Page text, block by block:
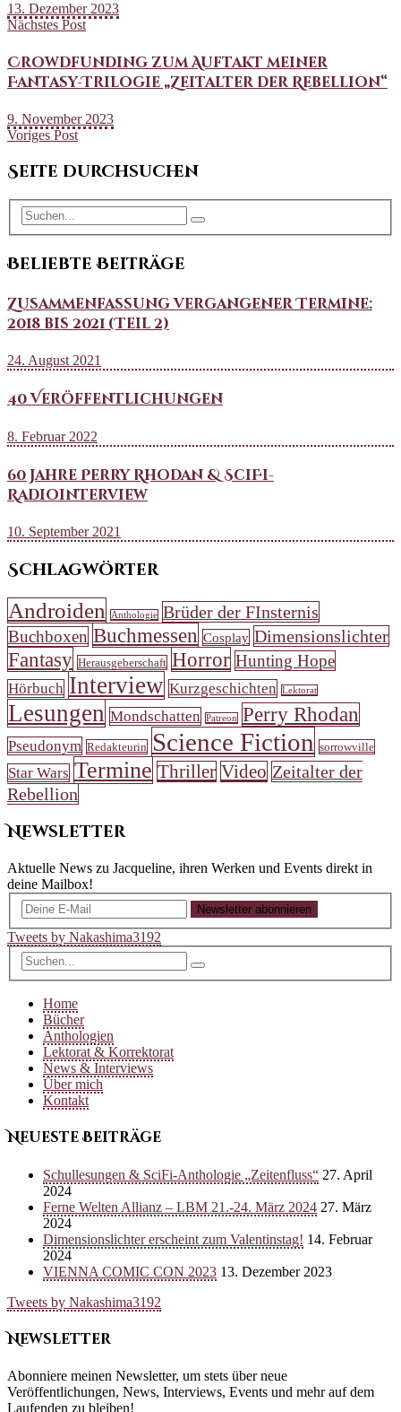
13. Dezember 2023
Nächstes Post
Crowdfunding zum Auftakt meiner
Fantasy-Trilogie „Zeitalter der Rebellion“
9. November 2023
Voriges Post
Seite durchsuchen
Beliebte Beiträge
Zusammenfassung vergangener Termine:
2018 bis 2021 (Teil 2)
24. August 2021
40 Veröffentlichungen
8. Februar 2022
60 Jahre Perry Rhodan & SciFi-
Radiointerview
10. September 2021
Schlagwörter
Androiden Anthologie Brüder der FInsternis
Buchboxen Buchmessen Cosplay Dimensionslichter
Fantasy Herausgeberschaft Horror Hunting Hope
Hörbuch Interview Kurzgeschichten Lektorat
Lesungen Mondschatten Patreon Perry Rhodan
Pseudonym Redakteurin Science Fiction sorrowville
Star Wars Termine Thriller Video Zeitalter der
Rebellion
Newsletter
Aktuelle News zu Jacqueline, ihren Werken und Events direkt in
deine Mailbox!
Newsletter abonnieren
Tweets by Nakashima3192
Home
Bücher
Anthologien
Lektorat & Korrektorat
News & Interviews
Über mich
Kontakt
Neueste Beiträge
Schullesungen & SciFi-Anthologie „Zeitenfluss“ 27. April
2024
Ferne Welten Allianz – LBM 21.-24. März 2024 27. März
2024
Dimensionslichter erscheint zum Valentinstag! 14. Februar
2024
VIENNA COMIC CON 2023 13. Dezember 2023
Tweets by Nakashima3192
Newsletter
Abonniere meinen Newsletter, um stets über neue
Veröffentlichungen, News, Interviews, Events und mehr auf dem
Laufenden zu bleiben!